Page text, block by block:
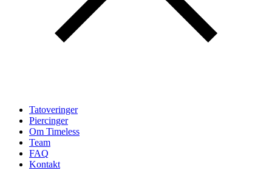
Tatoveringer
Piercinger
Om Timeless
Team
FAQ
Kontakt